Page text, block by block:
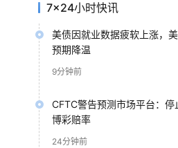
7×24小时快讯
美债因就业数据疲软上涨，
预期降温
9分钟前
CFTC警告预测市场平台：停
博彩赔率
24分钟前